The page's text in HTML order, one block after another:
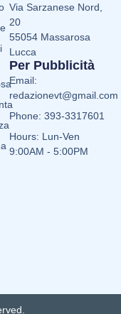
Via Sarzanese Nord,
20
55054 Massarosa
Lucca
Per Pubblicità
Email:
redazionevt@gmail.com
Phone: 393-3317601
Hours: Lun-Ven
9:00AM - 5:00PM